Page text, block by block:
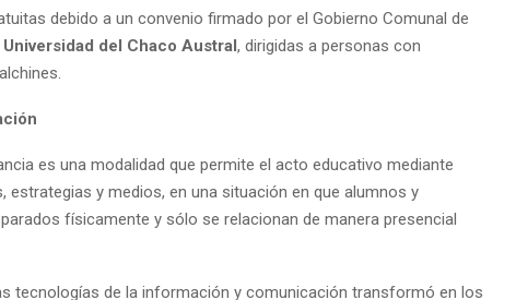
debido a un convenio firmado por el Gobierno Comunal de
Universidad del Chaco Austral, dirigidas a personas con
es una modalidad que permite el acto educativo mediante
y medios, en una situación en que alumnos y
físicamente y sólo se relacionan de manera presencial
tecnologías de la información y comunicación transformó en los